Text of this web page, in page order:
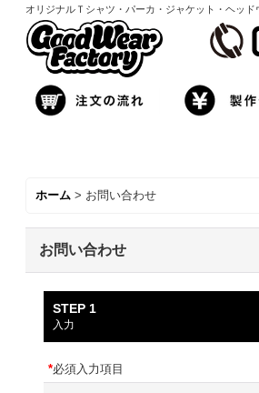
オリジナルＴシャツ・パーカ・ジャケット・ヘッ
ホーム > お問い合わせ
お問い合わせ
STEP 1
入力
*必須入力項目